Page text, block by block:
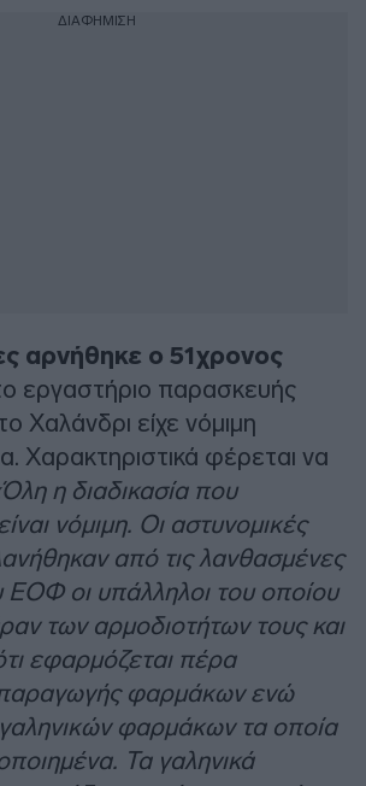
ΔΙΑΦΗΜΙΣΗ
αρνήθηκε ο 51χρονος
εργαστήριο παρασκευής
Χαλάνδρι είχε νόμιμη
Χαρακτηριστικά φέρεται να
η διαδικασία που
νόμιμη. Οι αστυνομικές
από τις λανθασμένες
οι υπάλληλοι του οποίου
των αρμοδιοτήτων τους και
εφαρμόζεται πέρα
παραγωγής φαρμάκων ενώ
γαληνικών φαρμάκων τα οποία
Τα γαληνικά